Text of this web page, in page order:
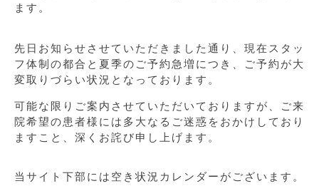
ます。
先日お知らせさせていただきました通り、現在スタッ
フ体制の都合と夏季のご予約急増につき、ご予約が大
変取りづらい状況となっております。
可能な限りご案内させていただいておりますが、ご来
院希望の患者様には多大なるご迷惑をおかけしており
ますこと、深くお詫び申し上げます。
当サイト下部には空き状況カレンダーがございます。